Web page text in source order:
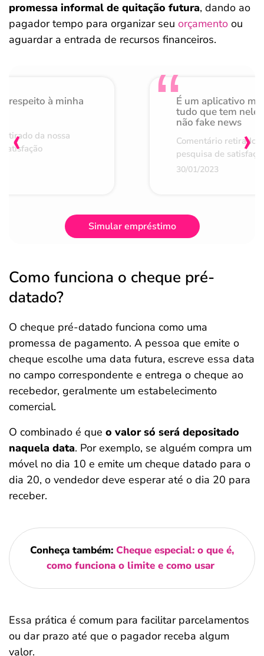
promessa informal de quitação futura, dando ao
pagador tempo para organizar seu orçamento ou
aguardar a entrada de recursos financeiros.
respeito à minha
da nossa
É um aplicativo
tudo que tem nele
não fake news
Comentário retirado
pesquisa de
30/01/2023
‹ ›
Simular empréstimo
Como funciona o cheque pré-
datado?
O cheque pré-datado funciona como uma
promessa de pagamento. A pessoa que emite o
cheque escolhe uma data futura, escreve essa data
no campo correspondente e entrega o cheque ao
recebedor, geralmente um estabelecimento
comercial.
O combinado é que o valor só será depositado
naquela data. Por exemplo, se alguém compra um
móvel no dia 10 e emite um cheque datado para o
dia 20, o vendedor deve esperar até o dia 20 para
receber.
Conheça também: Cheque especial: o que é,
como funciona o limite e como usar
Essa prática é comum para facilitar parcelamentos
ou dar prazo até que o pagador receba algum
valor.